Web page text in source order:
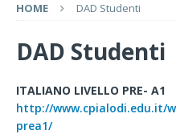
HOME DAD Studenti
DAD Studenti
ITALIANO LIVELLO PRE- A1
http://www.cpialodi.edu.it/
prea1/